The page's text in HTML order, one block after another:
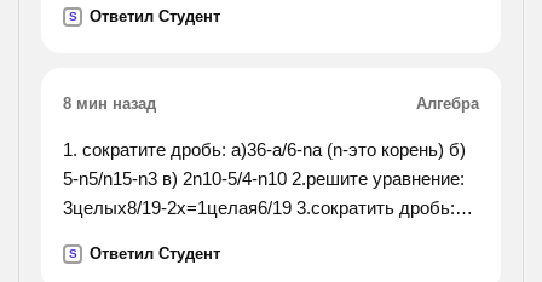
S Ответил Студент
8 мин назад Алгебра
1. сократите дробь: а)36-а/6-nа (n-это корень) б)
5-n5/n15-n3 в) 2n10-5/4-n10 2.решите уравнение:
3целых8/19-2х=1целая6/19 3.сократить дробь:
S Ответил Студент